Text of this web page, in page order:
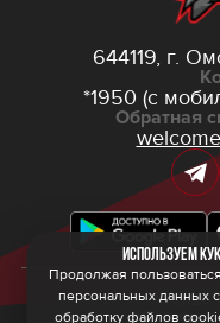
644119, г.
*1950 (с
Обратная
© 2026
Используем
Продолжая
персональных данных
обработку файлов